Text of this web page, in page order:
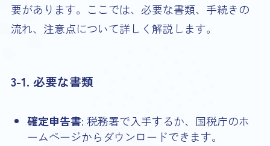
要があります。ここでは、必要な書類、手続きの
流れ、注意点について詳しく解説します。
3-1. 必要な書類
確定申告書: 税務署で入手するか、国税庁のホ
ームページからダウンロードできます。